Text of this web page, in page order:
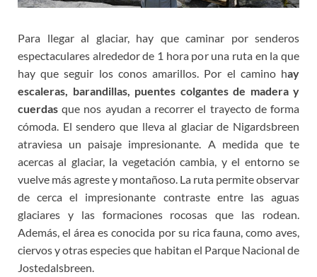
Para llegar al glaciar, hay que caminar por senderos
espectaculares alrededor de 1 hora por una ruta en la que
hay que seguir los conos amarillos. Por el camino hay
escaleras, barandillas, puentes colgantes de madera y
cuerdas que nos ayudan a recorrer el trayecto de forma
cómoda. El sendero que lleva al glaciar de Nigardsbreen
atraviesa un paisaje impresionante. A medida que te
acercas al glaciar, la vegetación cambia, y el entorno se
vuelve más agreste y montañoso. La ruta permite observar
de cerca el impresionante contraste entre las aguas
glaciares y las formaciones rocosas que las rodean.
Además, el área es conocida por su rica fauna, como aves,
ciervos y otras especies que habitan el Parque Nacional de
Jostedalsbreen.